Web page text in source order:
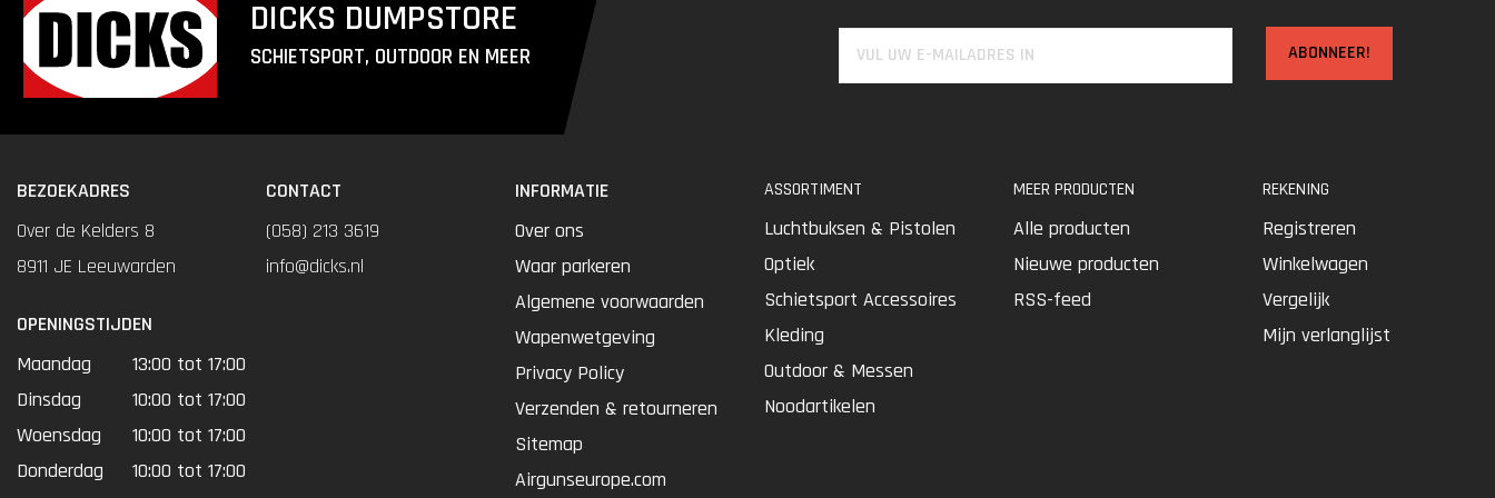
DICKS DUMPSTORE
SCHIETSPORT, OUTDOOR EN MEER ABONNEER!
BEZOEKADRES
Over de Kelders 8
8911 JE Leeuwarden
OPENINGSTIJDEN
Maandag
13:00 tot 17:00
Dinsdag
10:00 tot 17:00
Woensdag
10:00 tot 17:00
Donderdag
10:00 tot 17:00
CONTACT
(058) 213 3619
info@dicks.nl
INFORMATIE
Over ons
Waar parkeren
Algemene voorwaarden
Wapenwetgeving
Privacy Policy
Verzenden & retourneren
Sitemap
Airgunseurope.com
ASSORTIMENT
Luchtbuksen & Pistolen
Optiek
Schietsport Accessoires
Kleding
Outdoor & Messen
Noodartikelen
MEER PRODUCTEN
Alle producten
Nieuwe producten
RSS-feed
REKENING
Registreren
Winkelwagen
Vergelijk
Mijn verlanglijst